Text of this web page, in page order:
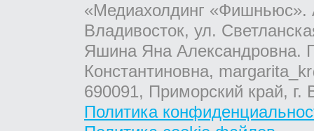
«Медиахолдинг «Фишньюс».
Владивосток, ул.
Яшина Яна Александровна.
Константиновна,
690091, Приморский край,
Политика